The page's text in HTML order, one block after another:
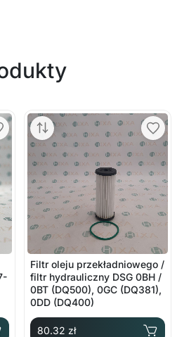
Filtr oleju przekładniowego /
filtr hydrauliczny DSG 0BH /
0BT (DQ500), 0GC (DQ381),
0DD (DQ400)
80.32 zł